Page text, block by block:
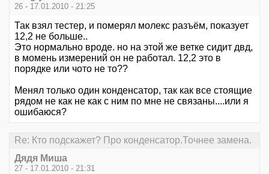
26 - 17.01.2010 - 21:25
Так взял тестер, и померял молекс разъём, показует
12,2 не больше..
Это нормально вроде. но на этой же ветке сидит двд,
в момень измерений он не работал. 12,2 это в
порядке или чото не то??
Менял только один конденсатор, так как все стоящие
рядом не как не как с ним по мне не связаны....или я
ошибаюся?
Re: Кто подскажет? Про конденсатор.Точнее замена.
Дядя Миша
27 - 17.01.2010 - 21:31